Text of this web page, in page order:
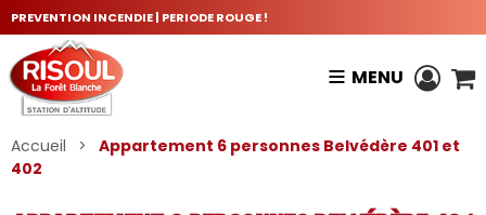
PREVENTION INCENDIE | PERIODE ROUGE !
MENU
Accueil >
Appartement 6 personnes Belvédère 401 et
402